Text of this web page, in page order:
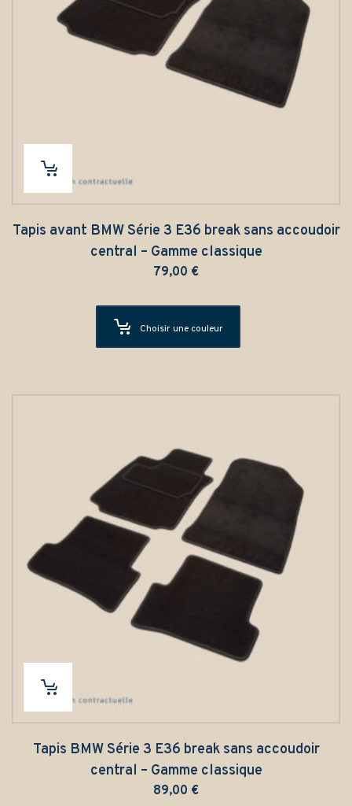
Tapis avant BMW Série 3 E36 break sans accoudoir
central – Gamme classique
79,00 €
Choisir une couleur
Tapis BMW Série 3 E36 break sans accoudoir
central – Gamme classique
89,00 €